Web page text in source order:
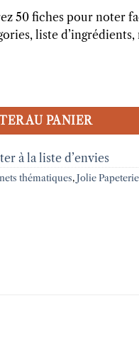
50 fiches pour noter
liste
fruit Les Editions du
AU PANIER
à la liste d’envies
thématiques, Jolie Papeterie